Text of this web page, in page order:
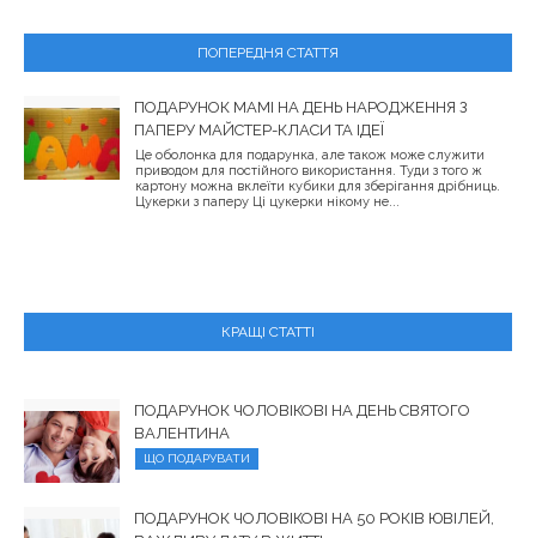
ПОПЕРЕДНЯ СТАТТЯ
ПОДАРУНОК МАМІ НА ДЕНЬ НАРОДЖЕННЯ З
ПАПЕРУ МАЙСТЕР-КЛАСИ ТА ІДЕЇ
Це оболонка для подарунка, але також може служити
приводом для постійного використання. Туди з того ж
картону можна вклеїти кубики для зберігання дрібниць.
Цукерки з паперу Ці цукерки нікому не...
КРАЩІ СТАТТІ
ПОДАРУНОК ЧОЛОВІКОВІ НА ДЕНЬ СВЯТОГО
ВАЛЕНТИНА
ЩО ПОДАРУВАТИ
ПОДАРУНОК ЧОЛОВІКОВІ НА 50 РОКІВ ЮВІЛЕЙ,